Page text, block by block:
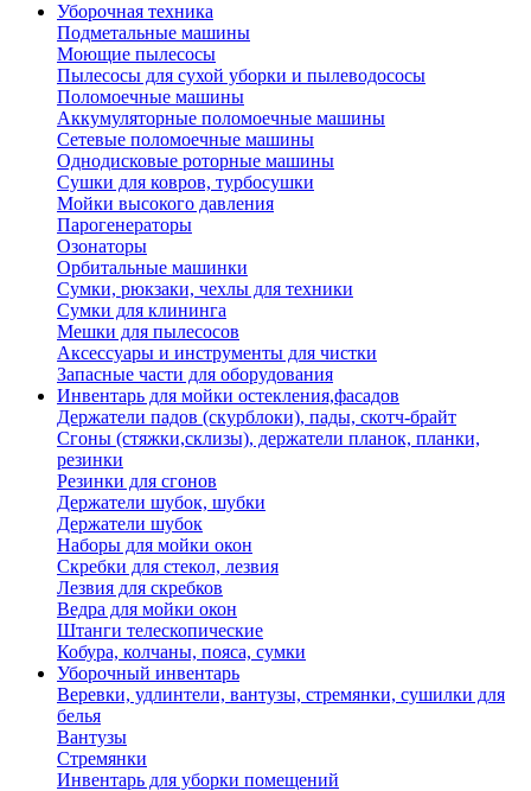
Уборочная техника
Подметальные машины
Моющие пылесосы
Пылесосы для сухой уборки и пылеводососы
Поломоечные машины
Аккумуляторные поломоечные машины
Сетевые поломоечные машины
Однодисковые роторные машины
Сушки для ковров, турбосушки
Мойки высокого давления
Парогенераторы
Озонаторы
Орбитальные машинки
Сумки, рюкзаки, чехлы для техники
Сумки для клининга
Мешки для пылесосов
Аксессуары и инструменты для чистки
Запасные части для оборудования
Инвентарь для мойки остекления,фасадов
Держатели падов (скурблоки), пады, скотч-брайт
Сгоны (стяжки,склизы), держатели планок, планки,
резинки
Резинки для сгонов
Держатели шубок, шубки
Держатели шубок
Наборы для мойки окон
Скребки для стекол, лезвия
Лезвия для скребков
Ведра для мойки окон
Штанги телескопические
Кобура, колчаны, пояса, сумки
Уборочный инвентарь
Веревки, удлинтели, вантузы, стремянки, сушилки для
белья
Вантузы
Стремянки
Инвентарь для уборки помещений